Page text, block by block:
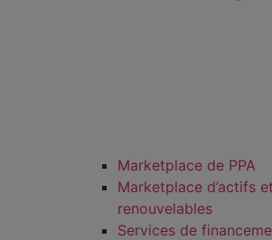
Marketplace de PPA
Marketplace d’actifs
renouvelables
Services de